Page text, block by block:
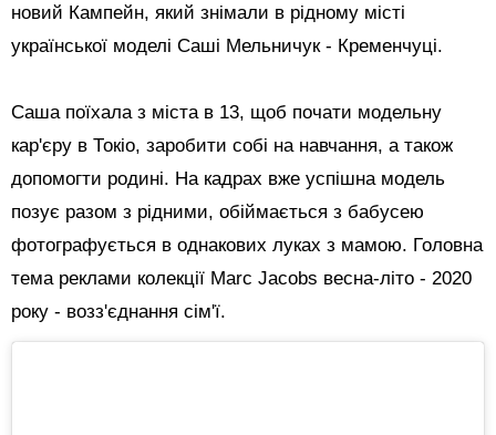
новий Кампейн, який знімали в рідному місті
української моделі Саші Мельничук - Кременчуці.
Саша поїхала з міста в 13, щоб почати модельну
кар'єру в Токіо, заробити собі на навчання, а також
допомогти родині. На кадрах вже успішна модель
позує разом з рідними, обіймається з бабусею
фотографується в однакових луках з мамою. Головна
тема реклами колекції Marc Jacobs весна-літо - 2020
року - возз'єднання сім'ї.